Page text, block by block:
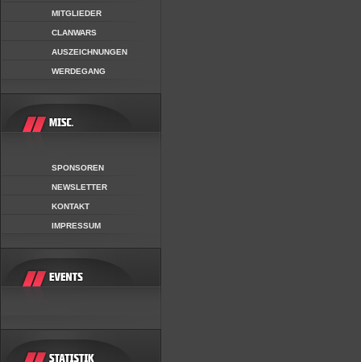
MITGLIEDER
CLANWARS
AUSZEICHNUNGEN
WERDEGANG
SPONSOREN
NEWSLETTER
KONTAKT
IMPRESSUM